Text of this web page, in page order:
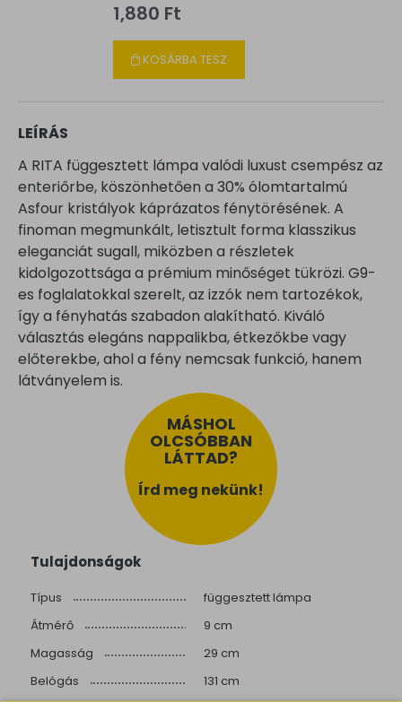
1,880 Ft
KOSÁRBA TESZ
LEÍRÁS
A RITA függesztett lámpa valódi luxust csempész az
enteriőrbe, köszönhetően a 30% ólomtartalmú
Asfour kristályok káprázatos fénytörésének. A
finoman megmunkált, letisztult forma klasszikus
eleganciát sugall, miközben a részletek
kidolgozottsága a prémium minőséget tükrözi. G9-
es foglalatokkal szerelt, az izzók nem tartozékok,
így a fényhatás szabadon alakítható. Kiváló
választás elegáns nappalikba, étkezőkbe vagy
előterekbe, ahol a fény nemcsak funkció, hanem
látványelem is.
MÁSHOL
OLCSÓBBAN
LÁTTAD?
Írd meg nekünk!
Tulajdonságok
Típus
függesztett lámpa
Átmérő
9 cm
Magasság
29 cm
Belógás
131 cm